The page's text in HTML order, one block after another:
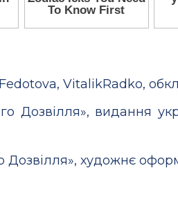
VitalikRadko,
Дозвілля», видання
художнє